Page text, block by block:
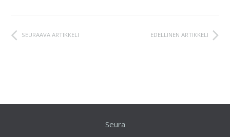
EDELLINEN ARTIKKELI
SEURAAVA ARTIKKELI
Seura